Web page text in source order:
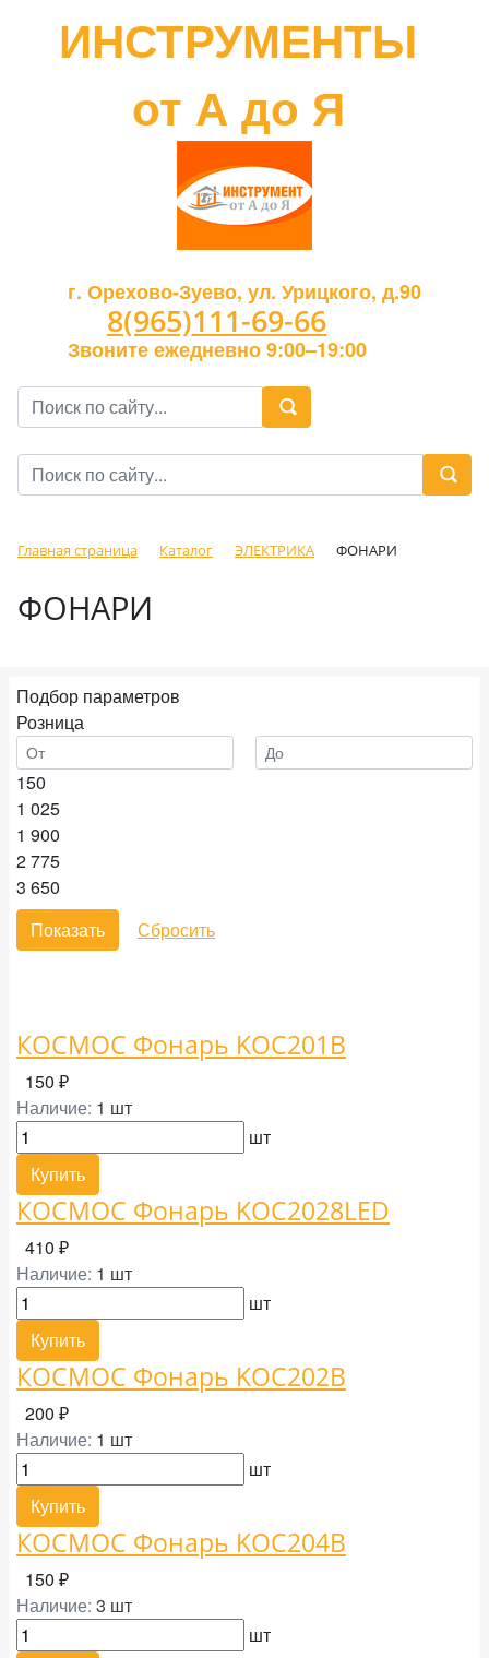
ИНСТРУМЕНТЫ
от А до Я
г. Орехово-Зуево, ул. Урицкого, д.90
8(965)111-69-66
Звоните ежедневно 9:00–19:00
Главная страница Каталог ЭЛЕКТРИКА ФОНАРИ
ФОНАРИ
Подбор параметров
Розница
150
1 025
1 900
2 775
3 650
КОСМОС Фонарь KOC201B
150 ₽
Наличие: 1 шт
шт
Купить
КОСМОС Фонарь KOC2028LED
410 ₽
Наличие: 1 шт
шт
Купить
КОСМОС Фонарь KOC202B
200 ₽
Наличие: 1 шт
шт
Купить
КОСМОС Фонарь KOC204B
150 ₽
Наличие: 3 шт
шт